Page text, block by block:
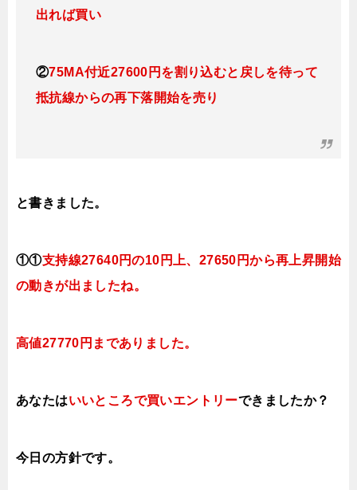
出れば買い
②75MA付近27600円を割り込むと戻しを待って
抵抗線からの再下落開始を売り
と書きました。
①①支持線27640円の10円上、27650円から再上昇開始
の動きが出ましたね。
高値27770円までありました。
あなたはいいところで買いエントリーできましたか？
今日の方針です。